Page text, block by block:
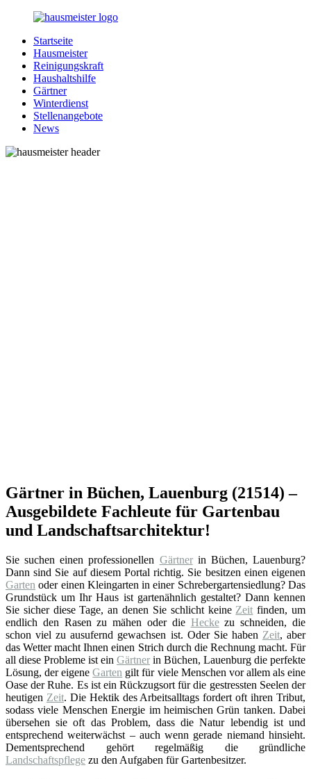
Zurück
Inhalt
Hausmeister.de
Alles
rund
Ihren
Haushalt
Startseite
Hausmeister
Reinigungskraft
Haushaltshilfe
Gärtner
Winterdienst
Stellenangebote
News
Gärtner in Büchen, Lauenburg (21514) –
Ausgebildete Fachleute für Gartenbau
und Landschaftsarchitektur!
Sie suchen einen professionellen Gärtnerin Büchen, Lauenburg?
Dann sind Sie auf diesem Portal richtig. Sie besitzen einen eigenen
Garten oder einen Kleingarten in einer Schrebergartensiedlung? Das
Grundstück um Ihr Haus ist gartenähnlich gestaltet? Dann kennen
Sie sicher diese Tage, an denen Sie schlicht keine Zeit finden, um
endlich den Rasen zu mähen oder die Heckezu schneiden, die
schon viel zu ausufernd gewachsen ist. Oder Sie haben Zeit, aber
das Wetter macht Ihnen einen Strich durch die Rechnung macht. Für
all diese Probleme ist ein Gärtner in Büchen, Lauenburg die perfekte
Lösung, der eigeneGarten gilt für viele Menschen vor allem als eine
Oase der Ruhe. Es ist ein Rückzugsort für die gestressten Seelen der
heutigen Zeit. Die Hektik des Arbeitsalltags fordert oft ihren Tribut,
sodass viele Menschen Energie im heimischen Grün tanken. Dabei
übersehen sie oft das Problem, dass die Natur lebendig ist und
entsprechend weiterwächst – auch wenn gerade niemand hinsieht.
Dementsprechend gehört regelmäßig die gründliche
Landschaftspflege zu den Aufgaben für Gartenbesitzer.